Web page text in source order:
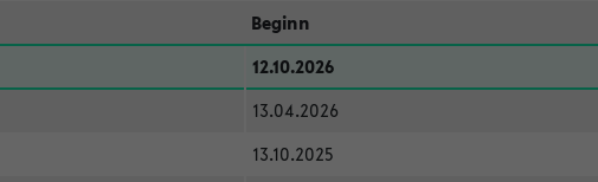
Beginn
12.10.2026
13.04.2026
13.10.2025